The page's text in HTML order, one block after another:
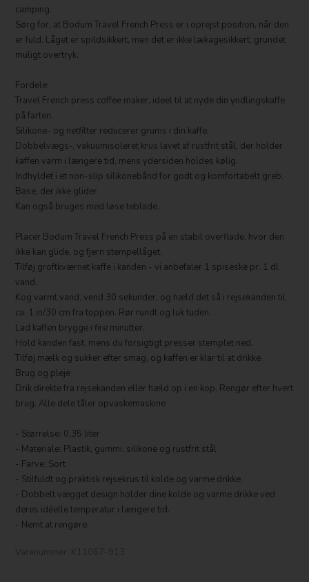
camping.
Sørg for, at Bodum Travel French Press er i oprejst position, når den
er fuld. Låget er spildsikkert, men det er ikke lækagesikkert, grundet
muligt overtryk.
Fordele:
Travel French press coffee maker, ideel til at nyde din yndlingskaffe
på farten.
Silikone- og netfilter reducerer grums i din kaffe.
Dobbelvægs-, vakuumisoleret krus lavet af rustfrit stål, der holder
kaffen varm i længere tid, mens ydersiden holdes kølig.
Indhyldet i et non-slip silikonebånd for godt og komfortabelt greb.
Base, der ikke glider.
Kan også bruges med løse teblade.
Placer Bodum Travel French Press på en stabil overflade, hvor den
ikke kan glide, og fjern stempellåget.
Tilføj groftkværnet kaffe i kanden - vi anbefaler 1 spiseske pr. 1 dl
vand.
Kog varmt vand, vend 30 sekunder, og hæld det så i rejsekanden til
ca. 1 in/30 cm fra toppen. Rør rundt og luk tuden.
Lad kaffen brygge i fire minutter.
Hold kanden fast, mens du forsigtigt presser stemplet ned.
Tilføj mælk og sukker efter smag, og kaffen er klar til at drikke.
Brug og pleje
Drik direkte fra rejsekanden eller hæld op i en kop. Rengør efter hvert
brug. Alle dele tåler opvaskemaskine
- Størrelse: 0,35 liter
- Materiale: Plastik, gummi, silikone og rustfrit stål
- Farve: Sort
- Stilfuldt og praktisk rejsekrus til kolde og varme drikke.
- Dobbelt vægget design holder dine kolde og varme drikke ved
deres idéelle temperatur i længere tid.
- Nemt at rengøre.